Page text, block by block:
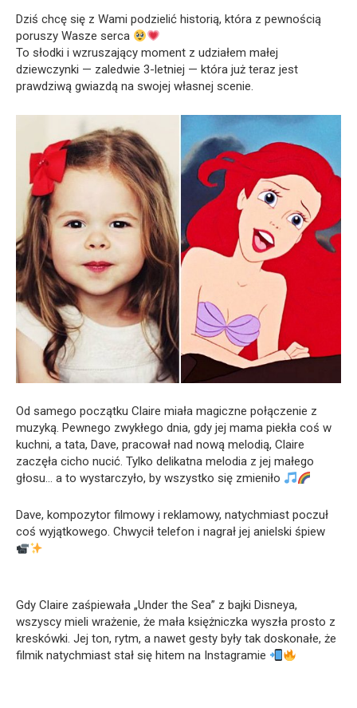
Dziś chcę się z Wami podzielić historią, która z pewnością
poruszy Wasze serca
To słodki i wzruszający moment z udziałem małej
dziewczynki — zaledwie 3-letniej — która już teraz jest
prawdziwą gwiazdą na swojej własnej scenie.
Od samego początku Claire miała magiczne połączenie z
muzyką. Pewnego zwykłego dnia, gdy jej mama piekła coś w
kuchni, a tata, Dave, pracował nad nową melodią, Claire
zaczęła cicho nucić. Tylko delikatna melodia z jej małego
głosu… a to wystarczyło, by wszystko się zmieniło
Dave, kompozytor filmowy i reklamowy, natychmiast poczuł
coś wyjątkowego. Chwycił telefon i nagrał jej anielski śpiew
Gdy Claire zaśpiewała „Under the Sea” z bajki Disneya,
wszyscy mieli wrażenie, że mała księżniczka wyszła prosto z
kreskówki. Jej ton, rytm, a nawet gesty były tak doskonałe, że
filmik natychmiast stał się hitem na Instagramie